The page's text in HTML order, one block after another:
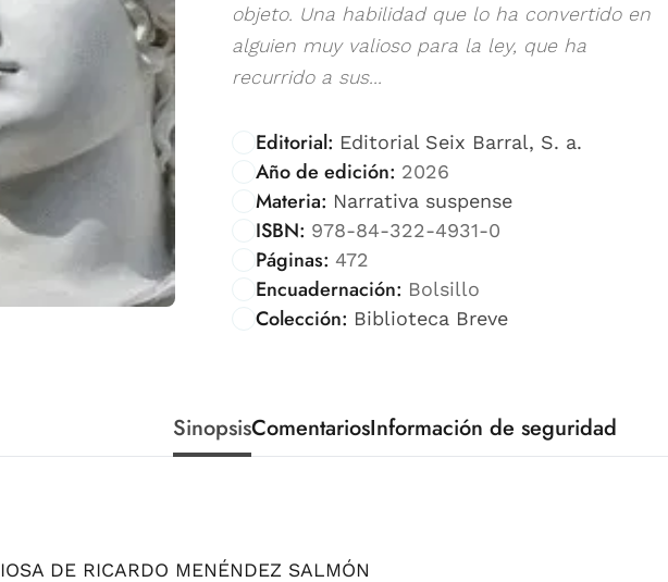
objeto. Una habilidad que lo ha convertido en
alguien muy valioso para la ley, que ha
recurrido a sus...
Editorial: Editorial Seix Barral, S. a.
Año de edición: 2026
Materia: Narrativa suspense
ISBN: 978-84-322-4931-0
Páginas: 472
Encuadernación: Bolsillo
Colección: Biblioteca Breve
SinopsisComentariosInformación de seguridad
DE RICARDO MENÉNDEZ SALMÓN